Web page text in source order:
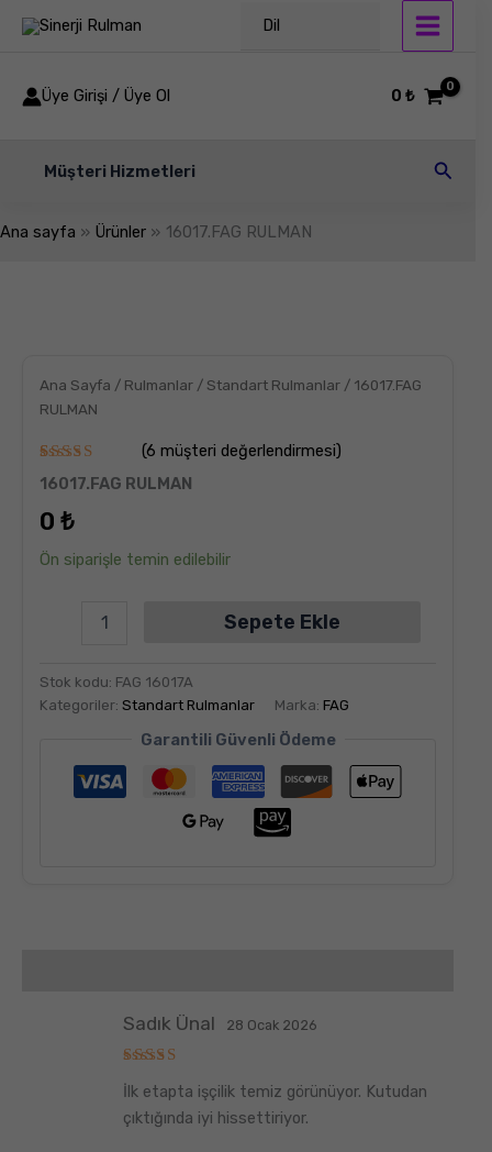
atla
Dil
Üye Girişi / Üye Ol 0₺
Müşteri Hizmetleri Arama
Ana sayfa Ürünler 16017.FAG RULMAN
Ana Sayfa / Rulmanlar / Standart Rulmanlar / 16017.FAG
RULMAN
6
müşteri
puanına
5
5.00puan
aldı
(6 müşteri değerlendirmesi)
16017.FAG RULMAN
0 ₺
Ön siparişle temin edilebilir
Sepete Ekle
Stok kodu: FAG 16017A
Kategoriler: Standart Rulmanlar Marka: FAG
Garantili Güvenli Ödeme
üzerinden
oy aldı
Sadık Ünal 28 Ocak 2026
İlk etapta işçilik temiz görünüyor. Kutudan
çıktığında iyi hissettiriyor.